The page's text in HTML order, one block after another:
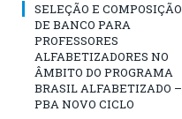
SELEÇÃO E COMPOSIÇÃO
DE BANCO PARA
PROFESSORES
ALFABETIZADORES NO
ÂMBITO DO PROGRAMA
BRASIL ALFABETIZADO –
PBA NOVO CICLO